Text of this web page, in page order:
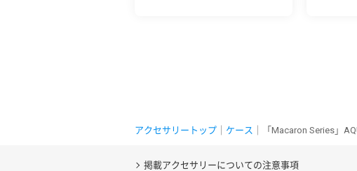
アクセサリートップ ケース ｜「Macaron Series」
掲載アクセサリーについての注意事項